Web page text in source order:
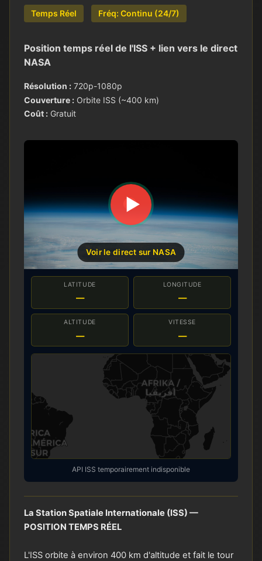
Temps Réel Fréq: Continu (24/7)
Position temps réel de l'ISS + lien vers le direct
NASA
Résolution : 720p-1080p
Couverture : Orbite ISS (~400 km)
Coût : Gratuit
▶
Voir le direct sur NASA
LATITUDE
—
LONGITUDE
—
ALTITUDE
—
VITESSE
—
API ISS temporairement indisponible
La Station Spatiale Internationale (ISS) —
POSITION TEMPS RÉEL
L'ISS orbite à environ 400 km d'altitude et fait le tour